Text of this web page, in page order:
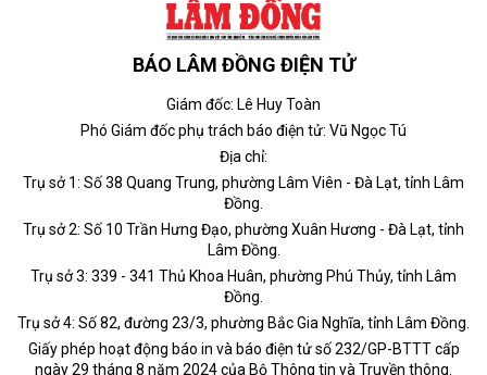
BÁO LÂM ĐỒNG ĐIỆN TỬ
Giám đốc: Lê Huy Toàn
Phó Giám đốc phụ trách báo điện tử: Vũ Ngọc Tú
Địa chỉ:
Trụ sở 1: Số 38 Quang Trung, phường Lâm Viên - Đà Lạt, tỉnh Lâm
Đồng.
Trụ sở 2: Số 10 Trần Hưng Đạo, phường Xuân Hương - Đà Lạt, tỉnh
Lâm Đồng.
Trụ sở 3: 339 - 341 Thủ Khoa Huân, phường Phú Thủy, tỉnh Lâm
Đồng.
Trụ sở 4: Số 82, đường 23/3, phường Bắc Gia Nghĩa, tỉnh Lâm Đồng.
Giấy phép hoạt động báo in và báo điện tử số 232/GP-BTTT cấp
ngày 29 tháng 8 năm 2024 của Bộ Thông tin và Truyền thông.